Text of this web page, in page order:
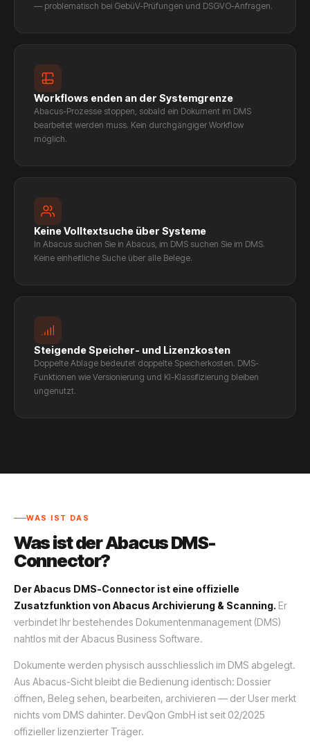
— problematisch bei GebüV-Prüfungen und DSGVO-Anfragen.
Workflows enden an der Systemgrenze
Abacus-Prozesse stoppen, sobald ein Dokument im DMS
bearbeitet werden muss. Kein durchgängiger Workflow
möglich.
Keine Volltextsuche über Systeme
In Abacus suchen Sie in Abacus, im DMS suchen Sie im DMS.
Keine einheitliche Suche über alle Belege.
Steigende Speicher- und Lizenzkosten
Doppelte Ablage bedeutet doppelte Speicherkosten. DMS-
Funktionen wie Versionierung und KI-Klassifizierung bleiben
ungenutzt.
WAS IST DAS
Was ist der Abacus DMS-
Connector?
Der Abacus DMS-Connector ist eine offizielle
Zusatzfunktion von Abacus Archivierung & Scanning. Er
verbindet Ihr bestehendes Dokumentenmanagement (DMS)
nahtlos mit der Abacus Business Software.
Dokumente werden physisch ausschliesslich im DMS abgelegt.
Aus Abacus-Sicht bleibt die Bedienung identisch: Dossier
öffnen, Beleg sehen, bearbeiten, archivieren — der User merkt
nichts vom DMS dahinter. DevQon GmbH ist seit 02/2025
offizieller lizenzierter Träger.